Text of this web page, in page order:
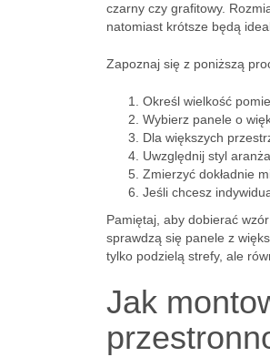
czarny czy grafitowy.
natomiast krótsze będą
Zapoznaj się z poniższą
Określ wielkość
Wybierz panele o
Dla większych
Uwzględnij styl
Zmierzyć dokładnie
Jeśli chcesz
Pamiętaj, aby dobierać
sprawdzą się panele z
tylko podzielą strefy, ale
Jak